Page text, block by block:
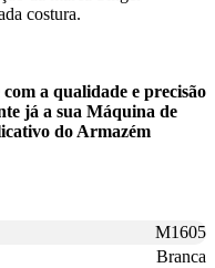
costura.
a qualidade e precisão
já a sua Máquina de
do Armazém
M1605
Branca